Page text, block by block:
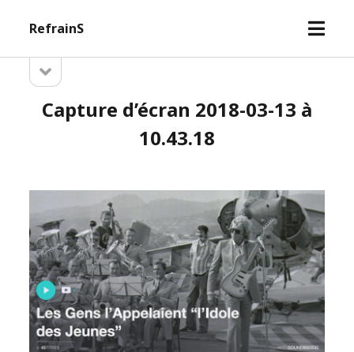
RefrainS
open
Sidebarsidebar
Capture d’écran 2018-03-13 à
10.43.18